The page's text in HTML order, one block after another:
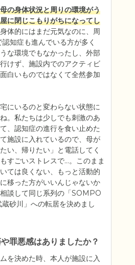
母の身体状況と周りの環境がう
に閉じこもりがちになってし
体的にはまだ元気なのに、周
知症も進んでいる方が多く
な環境でもなかったし、外部
けず、施設内でのアクティビ
白いものではなくて全然参加
にいるのと変わらない状態に
。私たちは少しでも刺激のあ
、認知症の進行を食い止めた
施設に入れているので、母が
い、帰りたい」と電話してく
すごいストレスで…。このまま
ては良くない、もっと活動的
移った方がいいんじゃないか
談して同じ系列の「SOMPO
砂川」への転居を決めまし
罪悪感はありましたか？
を決めた時、本人が施設に入